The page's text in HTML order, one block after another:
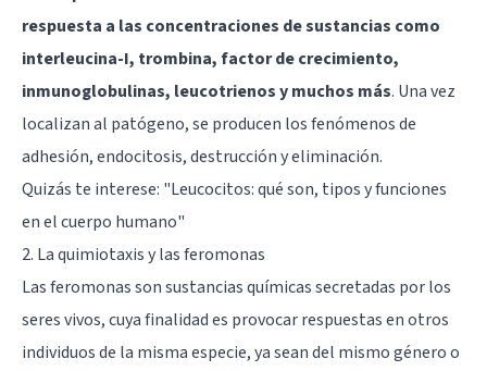
respuesta a las concentraciones de sustancias como
interleucina-I, trombina, factor de crecimiento,
inmunoglobulinas, leucotrienos y muchos más. Una vez
localizan al patógeno, se producen los fenómenos de
adhesión, endocitosis, destrucción y eliminación.
Quizás te interese: "Leucocitos: qué son, tipos y funciones
en el cuerpo humano"
2. La quimiotaxis y las feromonas
Las feromonas son sustancias químicas secretadas por los
seres vivos, cuya finalidad es provocar respuestas en otros
individuos de la misma especie, ya sean del mismo género o